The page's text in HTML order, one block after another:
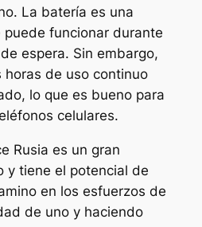
La batería es una
funcionar durante
espera. Sin embargo,
de uso continuo
lo que es bueno para
celulares.
Rusia es un gran
y tiene el potencial de
en los esfuerzos de
de uno y haciendo